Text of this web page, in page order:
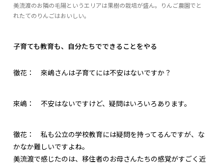
美流渡のお隣の毛陽というエリアは果樹の栽培が盛ん。りんご農園でと
れたてのりんごはおいしい。
子育ても教育も、自分たちでできることをやる
徹花： 來嶋さんは子育てには不安はないですか？
來嶋： 不安はないですけど、疑問はいろいろあります。
徹花： 私も公立の学校教育には疑問を持ってるんですが、な
かなか難しいですよね。
美流渡で感じたのは、移住者のお母さんたちの感覚がすごく近